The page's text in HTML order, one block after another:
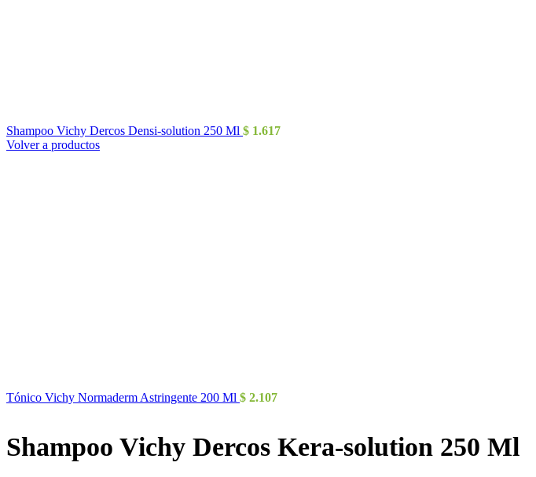
Shampoo Vichy Dercos Densi-solution 250 Ml $ 1.617
Volver a productos
Tónico Vichy Normaderm Astringente 200 Ml $ 2.107
Shampoo Vichy Dercos Kera-solution 250 Ml